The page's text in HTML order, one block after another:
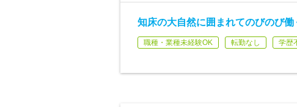
知床の大自然に囲まれてのびのび
職種・業種未経験OK 転勤なし 学歴